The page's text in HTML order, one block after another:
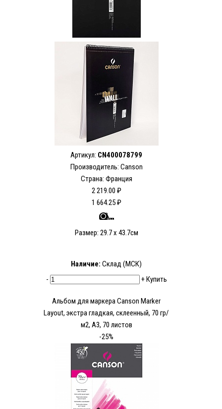
Артикул: CN400078799
Производитель: Canson
Страна: Франция
2 219.00 ₽
1 664.25 ₽
Размер: 29.7 x 43.7см
Наличие: Склад (МСК)
-
+Купить
Альбом для маркера Canson Marker
Layout, экстра гладкая, склеенный, 70 гр/
м2, A3, 70 листов
-25%